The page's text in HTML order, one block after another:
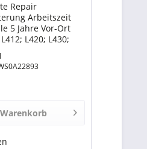
Repair
Arbeitszeit
5 Jahre Vor-Ort
L420; L430;
T430; T430s;
T440p; T440s;
T530;...
Warenkorb